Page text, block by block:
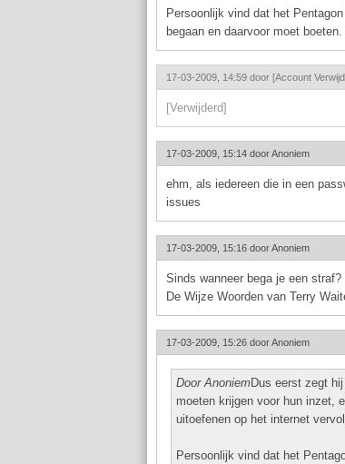
Persoonlijk vind dat het
begaan en daarvoor moet
17-03-2009, 14:59 door [Account
[Verwijderd]
17-03-2009, 15:14 doorAnoniem
ehm, als iedereen die in een
issues
17-03-2009, 15:16 doorAnoniem
Sinds wanneer bega je een
De Wijze Woorden van Terry
17-03-2009, 15:26 doorAnoniem
Door AnoniemDus eerst zegt
moeten krijgen voor hun inzet,
uitoefenen op het internet
Persoonlijk vind dat het